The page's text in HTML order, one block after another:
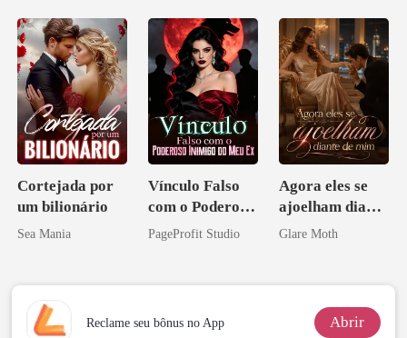
Cortejada por
um bilionário
Sea Mania
Vínculo Falso
com o Poderoso
Inimigo do Meu
PageProfit Studio
Agora eles se
ajoelham diante
de mim
Glare Moth
Reclame seu bônus no App Abrir